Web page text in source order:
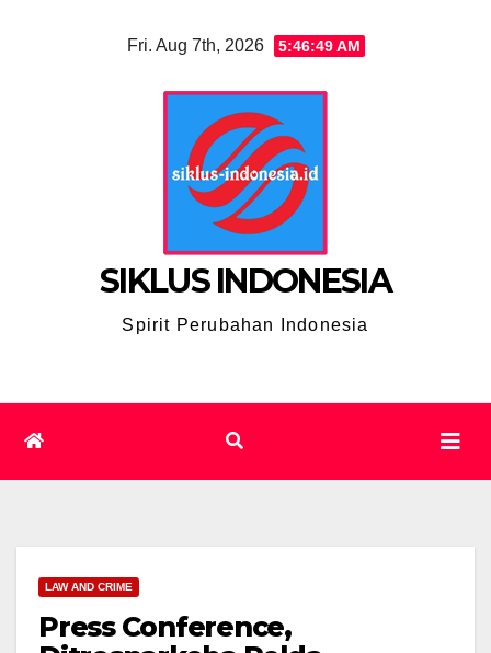
Fri. Aug 7th, 2026 5:46:50 AM
SIKLUS INDONESIA
Spirit Perubahan Indonesia
LAW AND CRIME
Press Conference,